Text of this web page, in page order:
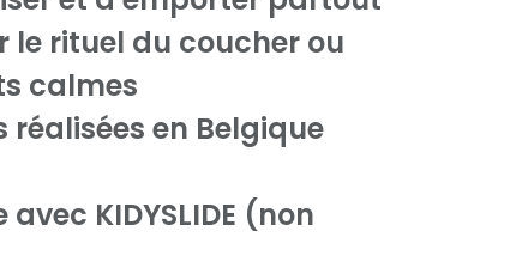
le rituel du coucher ou
calmes
en Belgique
KIDYSLIDE (non